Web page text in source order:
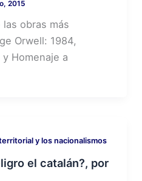
2015
obras más
Orwell: 1984,
Homenaje a
y los nacionalismos
el catalán?, por